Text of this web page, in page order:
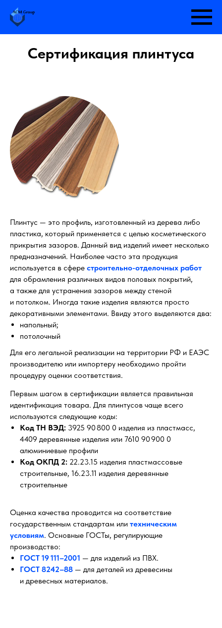
Сертификация плинтуса
Плинтус — это профиль, изготовленный из дерева либо
пластика, который применяется с целью косметического
прикрытия зазоров. Данный вид изделий имеет несколько
предназначений. Наиболее часто эта продукция
используется в сфере строительно-отделочных работ
для обрамления различных видов половых покрытий,
а также для устранения зазоров между стеной
и потолком. Иногда такие изделия являются просто
декоративными элементами. Ввиду этого выделяются два:
напольный;
потолочный
Для его легальной реализации на территории РФ и ЕАЭС
производителю или импортеру необходимо пройти
процедуру оценки соответствия.
Первым шагом в сертификации является правильная
идентификация товара. Для плинтусов чаще всего
используются следующие коды:
Код ТН ВЭД: 3925 90 800 0 изделия из пластмасс,
4409 деревянные изделия или 7610 90 900 0
алюминиевые профили
Код ОКПД 2: 22.23.15 изделия пластмассовые
строительные, 16.23.11 изделия деревянные
строительные
Оценка качества проводится на соответствие
государственным стандартам или техническим
условиям. Основные ГОСТы, регулирующие
производство:
ГОСТ 19 111–2001 — для изделий из ПВХ.
ГОСТ 8242–88 — для деталей из древесины
и древесных материалов.